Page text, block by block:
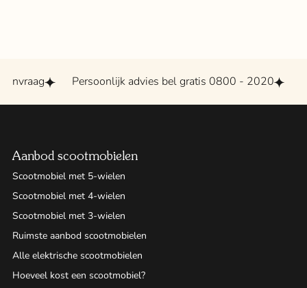
Persoonlijk advies bel gratis 0800 - 2020
Aanbod scootmobielen
Scootmobiel met 5-wielen
Scootmobiel met 4-wielen
Scootmobiel met 3-wielen
Ruimste aanbod scootmobielen
Alle elektrische scootmobielen
Hoeveel kost een scootmobiel?